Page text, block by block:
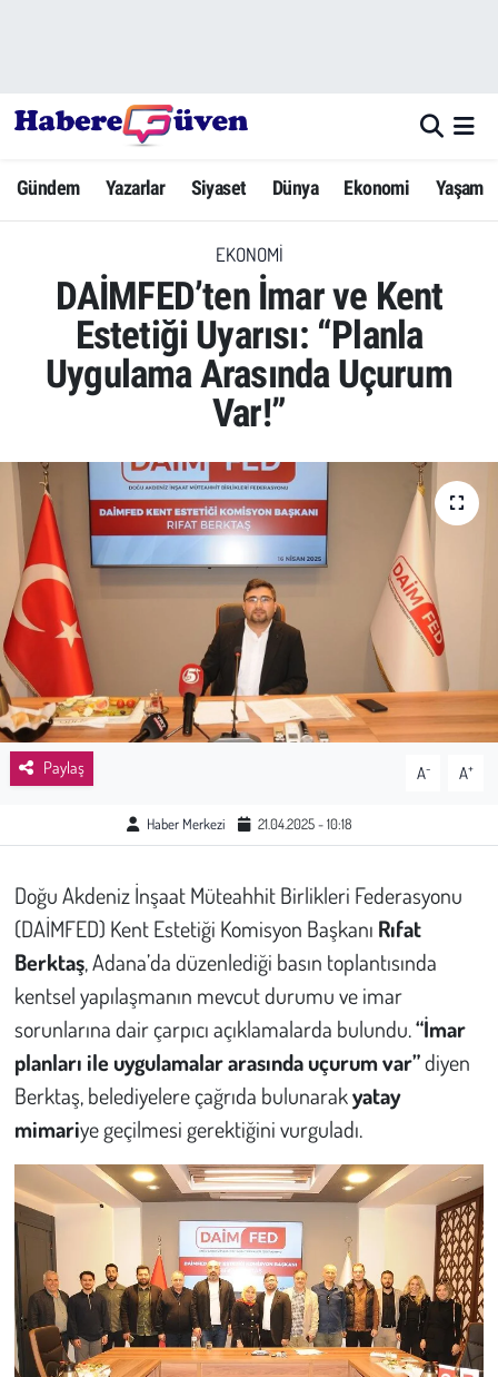
Gündem Yazarlar Siyaset Dünya Ekonomi Yaşam
EKONOMI
DAİMFED’ten İmar ve Kent
Estetiği Uyarısı: “Planla
Uygulama Arasında Uçurum
Var!”
Paylaş A- A+
Haber Merkezi 21.04.2025 - 10:18
Doğu Akdeniz İnşaat Müteahhit Birlikleri Federasyonu
(DAİMFED) Kent Estetiği Komisyon Başkanı Rıfat
Berktaş, Adana’da düzenlediği basın toplantısında
kentsel yapılaşmanın mevcut durumu ve imar
sorunlarına dair çarpıcı açıklamalarda bulundu.“İmar
planları ile uygulamalar arasında uçurum var”diyen
Berktaş, belediyelere çağrıda bulunarakyatay
mimariye geçilmesi gerektiğini vurguladı.
Yazarlar
Dünya
Ekonomi
Yaşam
Eğitim
Sağlık
Kadın
Emek
Spor
Çocuk
Kültür Sanat
Bilim - Teknoloji
İnsan Hakları
Hayvan Hakları
Çevre
Galeri
Günün İçinden
Tarih
Hukuk
Hava Durumu
Trafik Durumu
Süper Lig Puan Durumu ve Fikstür
Tüm Manşetler
Son Dakika Haberleri